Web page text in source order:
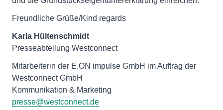
Freundliche Grüße/Kind regards
Karla Hültenschmidt
Presseabteilung Westconnect
Mitarbeiterin der E.ON impulse GmbH im Auftrag der
Westconnect GmbH
Kommunikation & Marketing
presse@westconnect.de